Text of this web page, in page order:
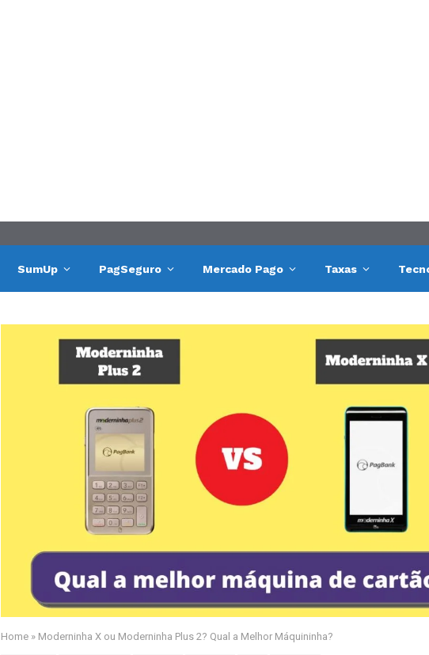
SumUp PagSeguro Mercado Pago Taxas
Home » Moderninha X ou Moderninha Plus 2? Qual a Melhor Máquininha?